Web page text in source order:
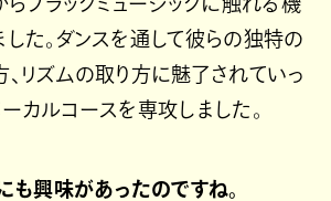
た。ダンスを通して彼らの独特の
リズムの取り方に魅了されていっ
カルコースを専攻しました。
も興味があったのですね。